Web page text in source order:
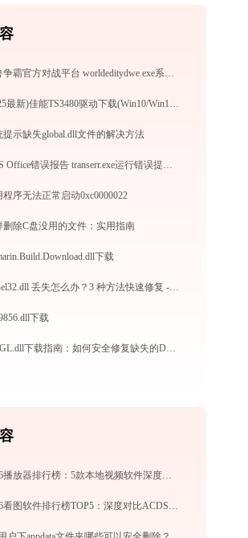
魔兽争霸官方对战平台 worldeditydwe.exe系统错误yddll丢失如何解决
(2025最新)佳能TS3480驱动下载(Win10/Win11) 官方安全下载与安装教程
提示缺失global.dll文件的解决方法
WPS Office错误报告 transerr.exe运行错误提示0xc000000d的解决办法
程序无法正常启动0xc0000022
删除C盘没用的文件：实用指南
下载
kernel32.dll 丢失怎么办？3 种方法快速修复 - 专家教程
下载
libEGL.dll下载指南：如何安全修复缺失的DLL文件
2026播放器排行榜：5款本地视频软件深度对比与推荐
2026看图软件排行榜TOP5：深度对比ACDSee、2345、光影、Honeyview、FastStone